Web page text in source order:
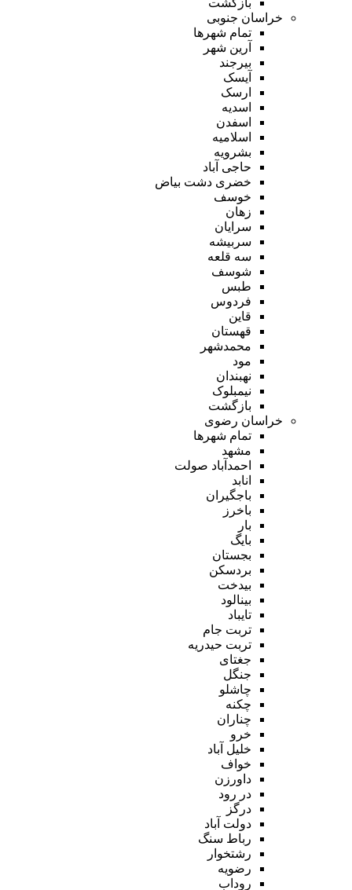
خراسان جنوبی
تمام شهر‌ها
آرین شهر
بیرجند
آیسک
ارسک
اسدیه
اسفدن
اسلامیه
بشرویه
حاجی آباد
خضری دشت بیاض
خوسف
زهان
سرایان
سربیشه
سه قلعه
شوسف
طبس
فردوس
قاین
قهستان
محمدشهر
مود
نهبندان
نیمبلوک
بازگشت
خراسان رضوی
تمام شهر‌ها
مشهد
احمدآباد صولت
انابد
باجگیران
باخرز
بار
بایگ
بجستان
بردسکن
بیدخت
بینالود
تایباد
تربت جام
تربت حیدریه
جغتای
جنگل
چاشلو
چکنه
چناران
خرو
خلیل آباد
خواف
داورزن
در رود
درگز
دولت آباد
رباط سنگ
رشتخوار
رضویه
روداب